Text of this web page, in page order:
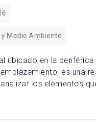
Medio Ambiente
ubicado en la
es una
los elementos